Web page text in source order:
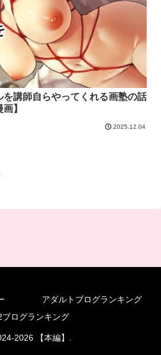
を講師自らやってくれる画塾の話
】
2025.12.04
アダルトブログランキング
ブログランキング
2026 【本編】.